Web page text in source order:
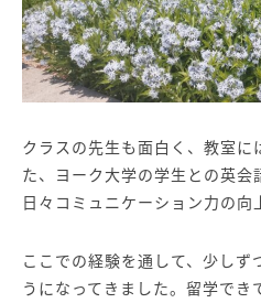
クラスの先生も面白く、教室に
た、ヨーク大学の学生との英会
日々コミュニケーション力の向
ここでの経験を通して、少しず
うになってきました。留学で